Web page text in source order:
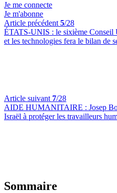
Je me connecte
Je m'abonne
Article précédent 5/28
ÉTATS-UNIS : le sixième Conseil
et les technologies fera le bilan de
Article suivant 7/28
AIDE HUMANITAIRE : Josep
Israël à protéger les travailleurs
Sommaire